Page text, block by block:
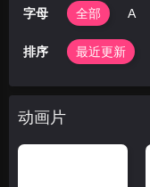
字母 全部 A
排序 最近更新
动画片